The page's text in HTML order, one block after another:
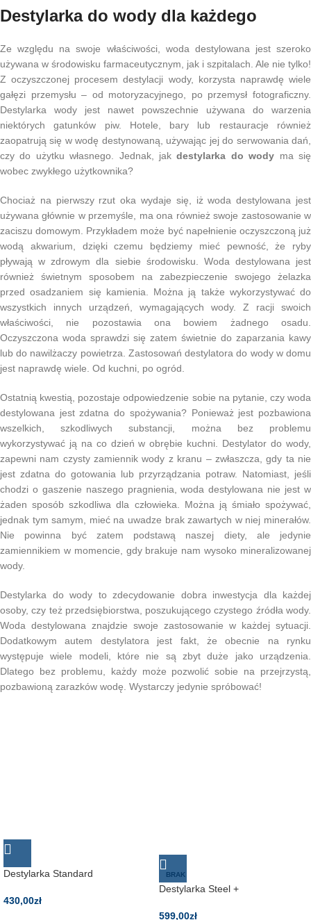
Destylarka do wody dla każdego
Ze względu na swoje właściwości, woda destylowana jest szeroko
używana w środowisku farmaceutycznym, jak i szpitalach. Ale nie tylko!
Z oczyszczonej procesem destylacji wody, korzysta naprawdę wiele
gałęzi przemysłu – od motoryzacyjnego, po przemysł fotograficzny.
Destylarka wody jest nawet powszechnie używana do warzenia
niektórych gatunków piw. Hotele, bary lub restauracje również
zaopatrują się w wodę destynowaną, używając jej do serwowania dań,
czy do użytku własnego. Jednak, jakdestylarka do wody ma się
wobec zwykłego użytkownika?
Chociaż na pierwszy rzut oka wydaje się, iż woda destylowana jest
używana głównie w przemyśle, ma ona również swoje zastosowanie w
zaciszu domowym. Przykładem może być napełnienie oczyszczoną już
wodą akwarium, dzięki czemu będziemy mieć pewność, że ryby
pływają w zdrowym dla siebie środowisku. Woda destylowana jest
również świetnym sposobem na zabezpieczenie swojego żelazka
przed osadzaniem się kamienia. Można ją także wykorzystywać do
wszystkich innych urządzeń, wymagających wody. Z racji swoich
właściwości, nie pozostawia ona bowiem żadnego osadu.
Oczyszczona woda sprawdzi się zatem świetnie do zaparzania kawy
lub do nawilżaczy powietrza. Zastosowań destylatora do wody w domu
jest naprawdę wiele. Od kuchni, po ogród.
Ostatnią kwestią, pozostaje odpowiedzenie sobie na pytanie, czy woda
destylowana jest zdatna do spożywania? Ponieważ jest pozbawiona
wszelkich, szkodliwych substancji, można bez problemu
wykorzystywać ją na co dzień w obrębie kuchni. Destylator do wody,
zapewni nam czysty zamiennik wody z kranu – zwłaszcza, gdy ta nie
jest zdatna do gotowania lub przyrządzania potraw. Natomiast, jeśli
chodzi o gaszenie naszego pragnienia, woda destylowana nie jest w
żaden sposób szkodliwa dla człowieka. Można ją śmiało spożywać,
jednak tym samym, mieć na uwadze brak zawartych w niej minerałów.
Nie powinna być zatem podstawą naszej diety, ale jedynie
zamiennikiem w momencie, gdy brakuje nam wysoko mineralizowanej
wody.
Destylarka do wody to zdecydowanie dobra inwestycja dla każdej
osoby, czy też przedsiębiorstwa, poszukującego czystego źródła wody.
Woda destylowana znajdzie swoje zastosowanie w każdej sytuacji.
Dodatkowym autem destylatora jest fakt, że obecnie na rynku
występuje wiele modeli, które nie są zbyt duże jako urządzenia.
Dlatego bez problemu, każdy może pozwolić sobie na przejrzystą,
pozbawioną zarazków wodę. Wystarczy jedynie spróbować!
Destylarka Standard
430,00zł
BRAK
Destylarka Steel +
599,00zł